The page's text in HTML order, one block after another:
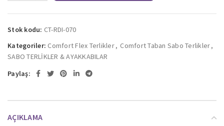
Stok kodu: CT-RDI-070
Kategoriler: Comfort Flex Terlikler, Comfort Taban Sabo Terlikler,
SABO TERLİKLER & AYAKKABILAR
Paylaş:
AÇIKLAMA